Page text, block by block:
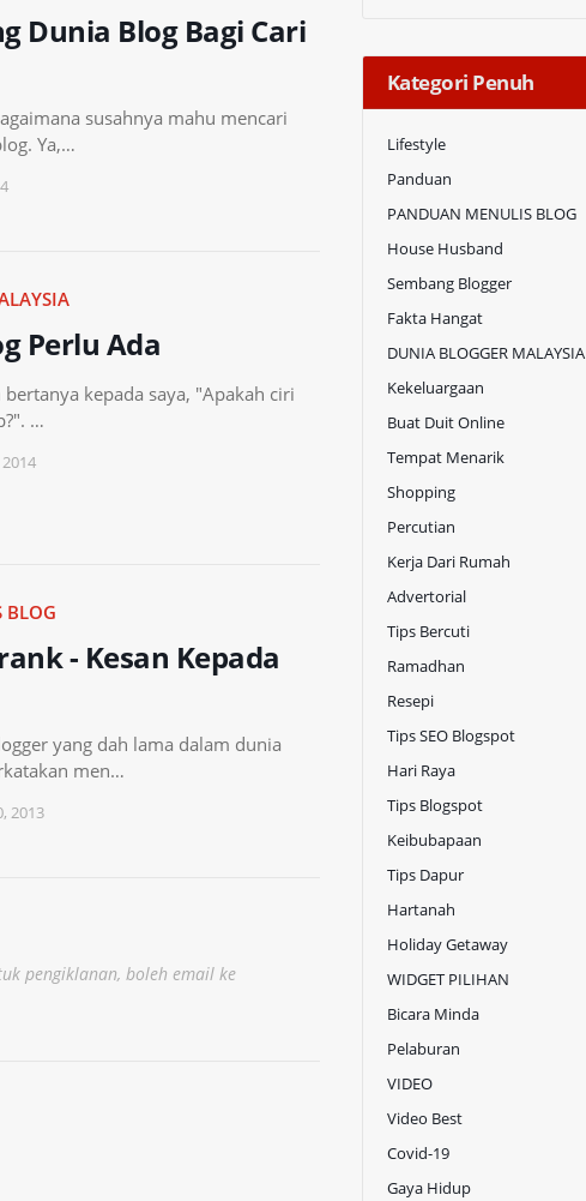
Dunia Blog Bagi Cari
susahnya mahu mencari
Ya,…
Perlu Ada
kepada saya, "Apakah ciri
…
BLOG
- Kesan Kepada
yang dah lama dalam dunia
men…
2013
pengiklanan, boleh email ke
Kategori Penuh
Lifestyle
Panduan
PANDUAN MENULIS BLOG
House Husband
Sembang Blogger
Fakta Hangat
DUNIA BLOGGER MALAYSIA
Kekeluargaan
Buat Duit Online
Tempat Menarik
Shopping
Percutian
Kerja Dari Rumah
Advertorial
Tips Bercuti
Ramadhan
Resepi
Tips SEO Blogspot
Hari Raya
Tips Blogspot
Keibubapaan
Tips Dapur
Hartanah
Holiday Getaway
WIDGET PILIHAN
Bicara Minda
Pelaburan
VIDEO
Video Best
Covid-19
Gaya Hidup